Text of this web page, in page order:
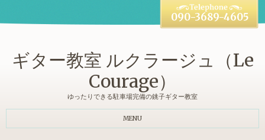
ギター教室 ルクラージュ（Le
Courage）
ゆったりできる駐車場完備の銚子ギター教室
090-3689-4605
MENU